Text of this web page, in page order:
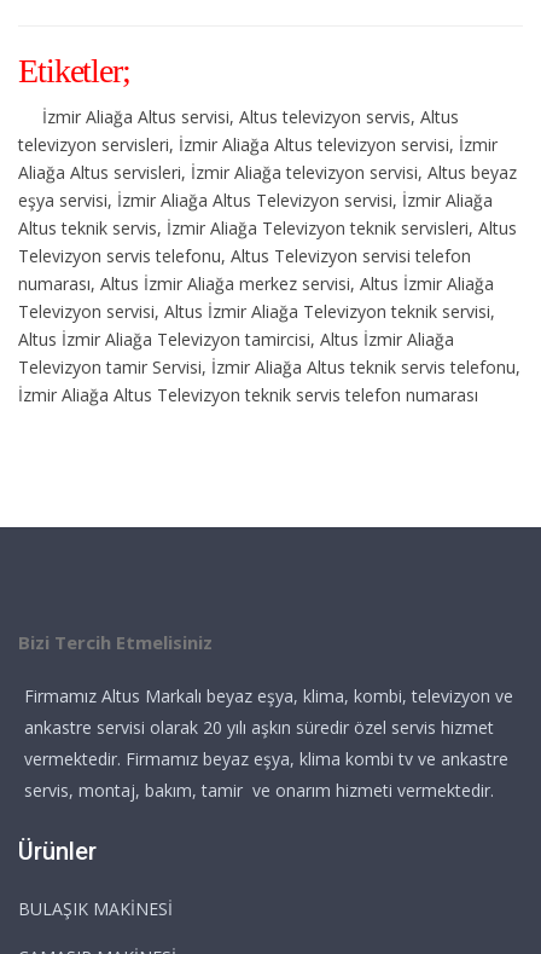
Etiketler;
İzmir Aliağa Altus servisi, Altus televizyon servis, Altus
televizyon servisleri, İzmir Aliağa Altus televizyon servisi, İzmir
Aliağa Altus servisleri, İzmir Aliağa televizyon servisi, Altus beyaz
eşya servisi, İzmir Aliağa Altus Televizyon servisi, İzmir Aliağa
Altus teknik servis, İzmir Aliağa Televizyon teknik servisleri, Altus
Televizyon servis telefonu, Altus Televizyon servisi telefon
numarası, Altus İzmir Aliağa merkez servisi, Altus İzmir Aliağa
Televizyon servisi, Altus İzmir Aliağa Televizyon teknik servisi,
Altus İzmir Aliağa Televizyon tamircisi, Altus İzmir Aliağa
Televizyon tamir Servisi, İzmir Aliağa Altus teknik servis telefonu,
İzmir Aliağa Altus Televizyon teknik servis telefon numarası
Bizi Tercih Etmelisiniz
Firmamız Altus Markalı beyaz eşya, klima, kombi, televizyon ve
ankastre servisi olarak 20 yılı aşkın süredir özel servis hizmet
vermektedir. Firmamız beyaz eşya, klima kombi tv ve ankastre
servis, montaj, bakım, tamir ve onarım hizmeti vermektedir.
Ürünler
BULAŞIK MAKİNESİ